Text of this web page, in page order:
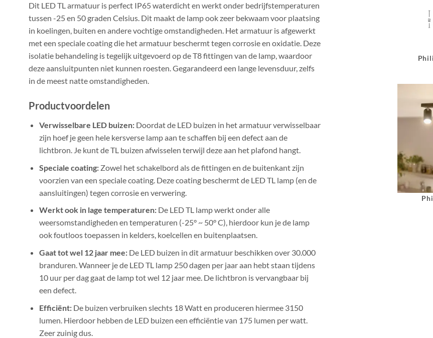
Dit LED TL armatuur is perfect IP65 waterdicht en werkt onder bedrijfstemperaturen
tussen -25 en 50 graden Celsius. Dit maakt de lamp ook zeer bekwaam voor plaatsing
in koelingen, buiten en andere vochtige omstandigheden. Het armatuur is afgewerkt
met een speciale coating die het armatuur beschermt tegen corrosie en oxidatie. Deze
isolatie behandeling is tegelijk uitgevoerd op de T8 fittingen van de lamp, waardoor
deze aansluitpunten niet kunnen roesten. Gegarandeerd een lange levensduur, zelfs
in de meest natte omstandigheden.
Productvoordelen
Verwisselbare LED buizen:Doordat de LED buizen in het armatuur verwisselbaar
zijn hoef je geen hele kersverse lamp aan te schaffen bij een defect aan de
lichtbron. Je kunt de TL buizen afwisselen terwijl deze aan het plafond hangt.
Speciale coating:Zowel het schakelbord als de fittingen en de buitenkant zijn
voorzien van een speciale coating. Deze coating beschermt de LED TL lamp (en de
aansluitingen) tegen corrosie en verwering.
Werkt ook in lage temperaturen:De LED TL lamp werkt onder alle
weersomstandigheden en temperaturen (-25° ~ 50° C), hierdoor kun je de lamp
ook foutloos toepassen in kelders, koelcellen en buitenplaatsen.
Gaat tot wel 12 jaar mee:De LED buizen in dit armatuur beschikken over 30.000
branduren. Wanneer je de LED TL lamp 250 dagen per jaar aan hebt staan tijdens
10 uur per dag gaat de lamp tot wel 12 jaar mee. De lichtbron is vervangbaar bij
een defect.
Efficiënt:De buizen verbruiken slechts 18 Watt en produceren hiermee 3150
lumen. Hierdoor hebben de LED buizen een efficiëntie van 175 lumen per watt.
Zeer zuinig dus.